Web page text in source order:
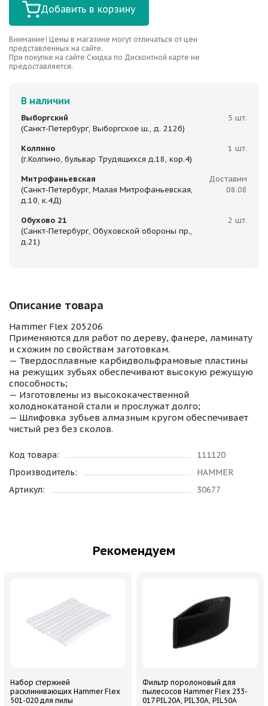
Добавить в корзину
Внимание! Цены в магазине могут отличаться от цен
представленных на сайте.
При покупке на сайте Скидка по Дисконтной карте не
предоставляется.
В наличии
Выборгский
(Санкт-Петербург, Выборгское ш., д. 212б)
5 шт.
Колпино
(г.Колпино, бульвар Трудящихся д.18, кор.4)
1 шт.
Митрофаньевская
(Санкт-Петербург, Малая Митрофаньевская,
д.10, к.4Д)
Доставим
08.08
Обухово 21
(Санкт-Петербург, Обуховской обороны пр.,
д.21)
2 шт.
Описание товара
Hammer Flex 205206
Применяются для работ по дереву, фанере, ламинату
и схожим по свойствам заготовкам.
— Твердосплавные карбидвольфрамовые пластины
на режущих зубьях обеспечивают высокую режущую
способность;
— Изготовлены из высококачественной
холоднокатаной стали и прослужат долго;
— Шлифовка зубьев алмазным кругом обеспечивает
чистый рез без сколов.
Код товара:
111120
Производитель:
HAMMER
Артикул:
30677
Рекомендуем
Набор стержней
расклинивающих Hammer Flex
501-020 для пилы
Фильтр поролоновый для
пылесосов Hammer Flex 233-
017 PIL20A, PIL30A, PIL50A